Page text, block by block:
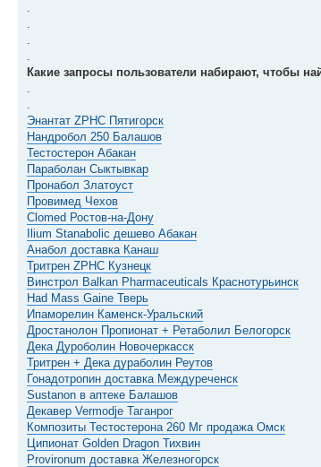
Какие запросы пользователи набирают, чтобы
Энантат ZPHC Пятигорск
Нандробол 250 Балашов
Тестостерон Абакан
Параболан Сыктывкар
Пронабол Златоуст
Провимед Чехов
Clomed Ростов-на-Дону
Ilium Stanabolic дешево Абакан
Анабол доставка Канаш
Тритрен ZPHC Кузнецк
Винстрол Balkan Pharmaceuticals Краснотурьинск
Had Mass Gaine Тверь
Ипаморелин Каменск-Уральский
Дростанолон Пропионат + Ретаболил Белогорск
Дека Дуроболин Новочеркасск
Тритрен + Дека дураболин Реутов
Гонадотропин доставка Междуреченск
Sustanon в аптеке Балашов
Декавер Vermodje Таганрог
Композиты Тестостерона 260 Мг продажа Омск
Ципионат Golden Dragon Тихвин
Provironum доставка Железногорск